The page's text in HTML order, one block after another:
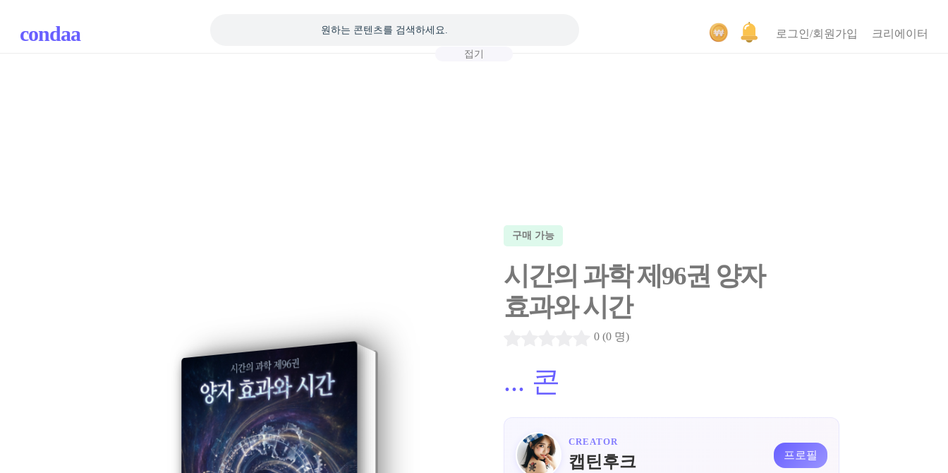
condaa 로그인/회원가입 크리에이터
접기
구매 가능
시간의 과학 제96권 양자
효과와 시간
0 (0 명)
... 콘
CREATOR
캡틴후크 프로필